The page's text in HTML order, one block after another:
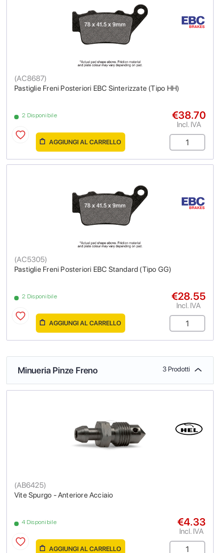
Pastiglie Freni Posteriori EBC Sinterizzate (Tipo HH)
(AC8687)
2 Disponibile €38.70
Incl. IVA
AGGIUNGI AL CARRELLO
Pastiglie Freni Posteriori EBC Standard (Tipo GG)
(AC5305)
2 Disponibile €28.55
Incl. IVA
AGGIUNGI AL CARRELLO
Minueria Pinze Freno 3 Prodotti
Vite Spurgo - Anteriore Acciaio
(AB6425)
4 Disponibile €4.33
Incl. IVA
AGGIUNGI AL CARRELLO